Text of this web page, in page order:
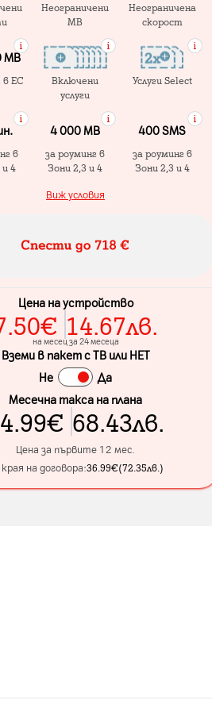
Неограничени
MB
Неограничена
скорост
MB
в ЕС
Включени
услуги
Услуги Select
в
и 4
4 000 МB
за роуминг в
Зони 2,3 и 4
400 SMS
за роуминг в
Зони 2,3 и 4
Виж условия
Цена на устройство
€ 14.67лв.
на месец за 24 месеца
Вземи в пакет с ТВ или НЕТ
Не
Да
Месечна такса на плана
€ 68.43лв.
Цена за първите 12 мес.
на договора:36.99€(72.35лв. )